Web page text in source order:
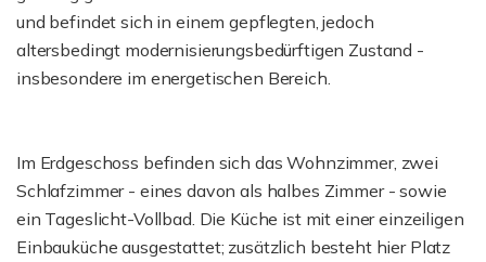
und befindet sich in einem gepflegten, jedoch
altersbedingt modernisierungsbedürftigen Zustand -
insbesondere im energetischen Bereich.
Im Erdgeschoss befinden sich das Wohnzimmer, zwei
Schlafzimmer - eines davon als halbes Zimmer - sowie
ein Tageslicht-Vollbad. Die Küche ist mit einer einzeiligen
Einbauküche ausgestattet; zusätzlich besteht hier Platz